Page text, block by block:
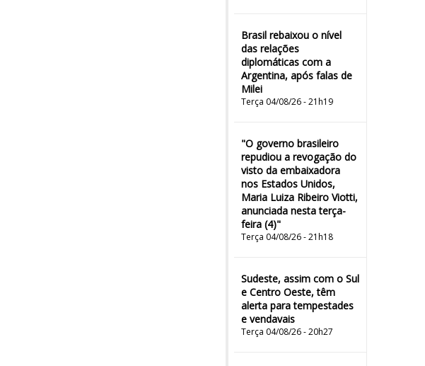
Brasil rebaixou o nível
das relações
diplomáticas com a
Argentina, após falas de
Milei
Terça 04/08/26 - 21h19
"O governo brasileiro
repudiou a revogação do
visto da embaixadora
nos Estados Unidos,
Maria Luiza Ribeiro Viotti,
anunciada nesta terça-
feira (4)"
Terça 04/08/26 - 21h18
Sudeste, assim com o Sul
e Centro Oeste, têm
alerta para tempestades
e vendavais
Terça 04/08/26 - 20h27